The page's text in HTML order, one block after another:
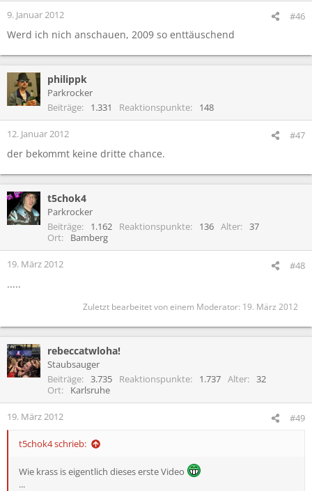
9. Januar 2012 #46
Werd ich nich anschauen, 2009 so enttäuschend
philippk
Parkrocker
Beiträge
1.331 Reaktionspunkte 148
12. Januar 2012 #47
der bekommt keine dritte chance.
t5chok4
Parkrocker
Beiträge
1.162 Reaktionspunkte 136 Alter
37
Ort
Bamberg
19. März 2012 #48
.....
Zuletzt bearbeitet von einem Moderator: 19. März 2012
rebeccatwloha!
Staubsauger
Beiträge
3.735 Reaktionspunkte 1.737 Alter
32
Ort
Karlsruhe
19. März 2012 #49
t5chok4 schrieb:
Wie krass is eigentlich dieses erste Video
...